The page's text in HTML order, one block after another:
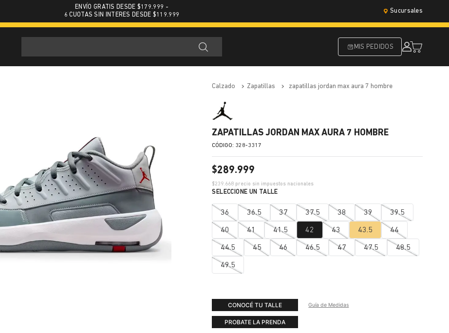
ENVÍO GRATIS DESDE $179.999 -
6 CUOTAS SIN INTERES DESDE $119.999
Sucursales
MIS PEDIDOS
calzado zapatillas zapatillas jordan max aura 7 hombre
ZAPATILLAS JORDAN MAX AURA 7 HOMBRE
: 328-3317
$289.999
$239.668 precio sin impuestos nacionales
36 36.5 37 37.5 38 39 39.5
40 41 41.5 42 43 43.5 44
44.5 45 46 46.5 47 47.5 48.5
49.5
CONOCÉ TU TALLE Guía de Medidas
PROBATE LA PRENDA